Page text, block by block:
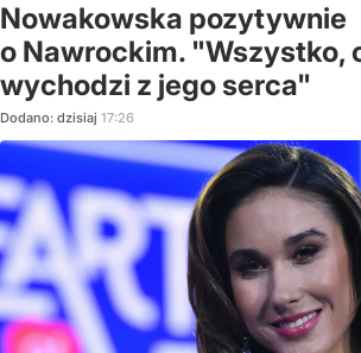
Nowakowska pozytywnie
o Nawrockim. "Wszystko,
wychodzi z jego serca"
Dodano: dzisiaj 17:26